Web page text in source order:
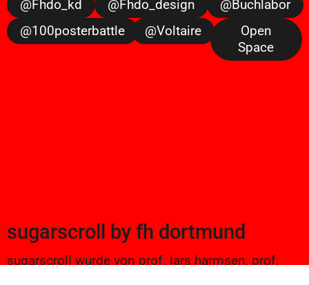
@fhdo_kd
@fhdo_design
@buchlabor
@100posterbattle
@voltaire
Open
Space
sugarscroll by fh dortmund
sugarscroll wurde von prof. lars harmsen, prof.